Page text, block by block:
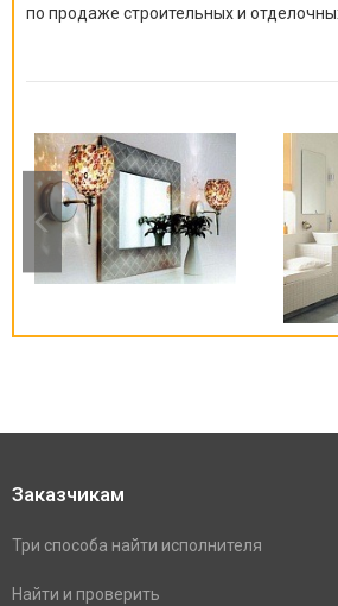
по продаже строительных и
Заказчикам
Три способа найти исполнителя
Найти и проверить